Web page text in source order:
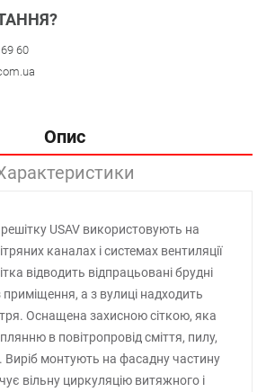
60
Опис
USAV використовують на
каналах і системах вентиляції
відводить відпрацьовані брудні
приміщення, а з вулиці надходить
Оснащена захисною сіткою, яка
в повітропровід сміття, пилу,
Виріб монтують на фасадну частину
вільну циркуляцію витяжного і